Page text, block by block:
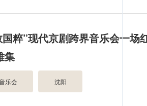
粹”现代京剧跨界音乐会一场
集
乐会 沈阳